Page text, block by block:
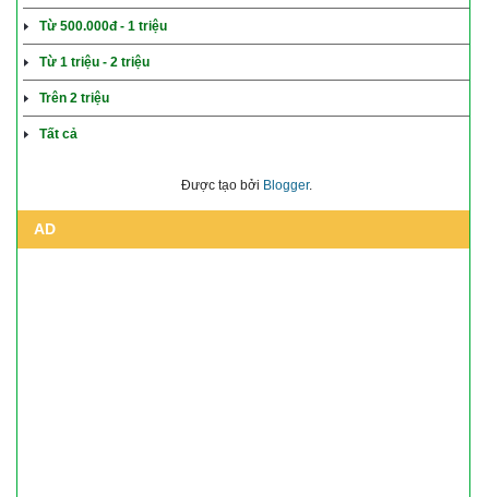
Từ 500.000đ - 1 triệu
Từ 1 triệu - 2 triệu
Trên 2 triệu
Tất cả
Được tạo bởi Blogger.
AD